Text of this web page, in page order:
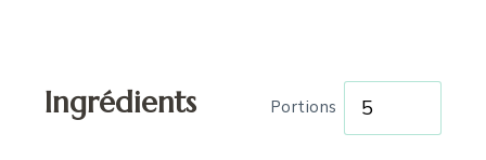
Ingrédients Portions